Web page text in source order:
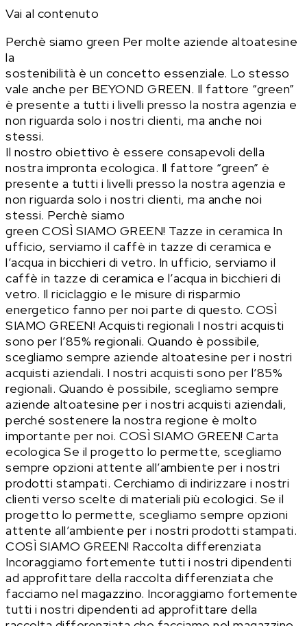
Vai al contenuto
Perchè siamo green Per molte aziende altoatesine
la
sostenibilità è un concetto essenziale. Lo stesso
vale anche per BEYOND GREEN. Il fattore “green”
è presente a tutti i livelli presso la nostra agenzia e
non riguarda solo i nostri clienti, ma anche noi
stessi.
Il nostro obiettivo è essere consapevoli della
nostra impronta ecologica. Il fattore “green” è
presente a tutti i livelli presso la nostra agenzia e
non riguarda solo i nostri clienti, ma anche noi
stessi. Perchè siamo
green COSÌ SIAMO GREEN! Tazze in ceramica In
ufficio, serviamo il caffè in tazze di ceramica e
l’acqua in bicchieri di vetro. In ufficio, serviamo il
caffè in tazze di ceramica e l’acqua in bicchieri di
vetro. Il riciclaggio e le misure di risparmio
energetico fanno per noi parte di questo. COSÌ
SIAMO GREEN! Acquisti regionali I nostri acquisti
sono per l’85% regionali. Quando è possibile,
scegliamo sempre aziende altoatesine per i nostri
acquisti aziendali. I nostri acquisti sono per l’85%
regionali. Quando è possibile, scegliamo sempre
aziende altoatesine per i nostri acquisti aziendali,
perché sostenere la nostra regione è molto
importante per noi. COSÌ SIAMO GREEN! Carta
ecologica Se il progetto lo permette, scegliamo
sempre opzioni attente all’ambiente per i nostri
prodotti stampati. Cerchiamo di indirizzare i nostri
clienti verso scelte di materiali più ecologici. Se il
progetto lo permette, scegliamo sempre opzioni
attente all’ambiente per i nostri prodotti stampati.
COSÌ SIAMO GREEN! Raccolta differenziata
Incoraggiamo fortemente tutti i nostri dipendenti
ad approfittare della raccolta differenziata che
facciamo nel magazzino. Incoraggiamo fortemente
tutti i nostri dipendenti ad approfittare della